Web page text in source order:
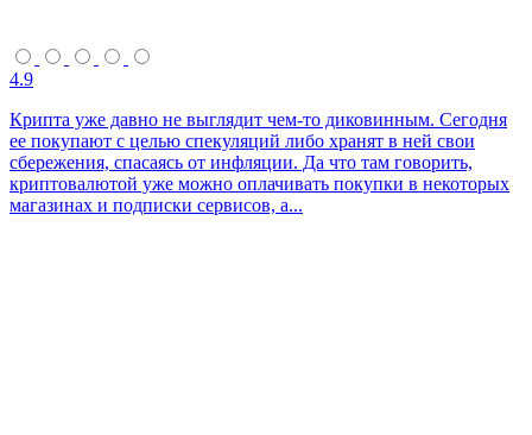
4.9
Крипта уже давно не выглядит чем-то диковинным. Сегодня
ее покупают с целью спекуляций либо хранят в ней свои
сбережения, спасаясь от инфляции. Да что там говорить,
криптовалютой уже можно оплачивать покупки в некоторых
магазинах и подписки сервисов, а...